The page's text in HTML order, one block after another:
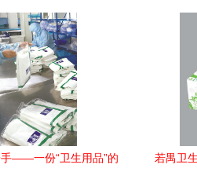
——一份“卫生用品”的
若禺卫